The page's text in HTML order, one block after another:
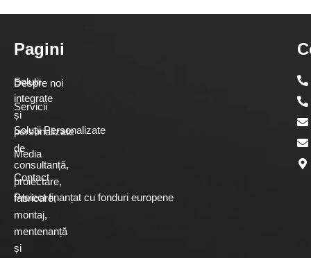
Soluții
integrate
și
personalizate
de
consultanță,
proiectare,
fabricare,
montaj,
mentenanță
și
Pagini
Despre noi
Servicii
Soluții Personalizate
Media
Contact
Proiect finanțat cu fonduri europene